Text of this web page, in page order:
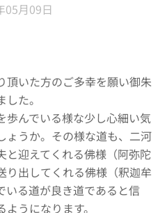
05月09日
頂いた方のご多幸を願い御朱
た。
歩んでいる様な少し心細い気
ょうか。その様な道も、二河
と迎えてくれる佛様（阿弥陀
り出してくれる佛様（釈迦牟
いる道が良き道であると信
うになります。